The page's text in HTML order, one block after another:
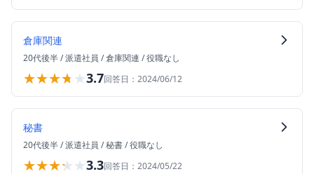
倉庫関連
20代後半/派遣社員 /倉庫関連 /役職なし
★★★★★
★★★★★3.7回答日： 2024/06/12
秘書
20代後半/派遣社員 /秘書/役職なし
★★★★★
★★★★★3.3回答日： 2024/05/22